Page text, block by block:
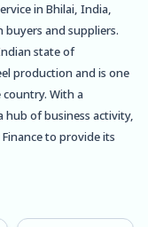
in Bhilai, India,
and suppliers.
state of
production and is one
With a
hub of business activity,
to provide its
to both buyers and
of our vendor